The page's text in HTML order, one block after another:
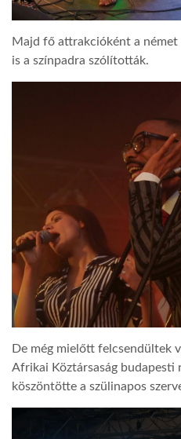
Majd fő attrakcióként a
is a színpadra szólították.
De még mielőtt felcsendültek
Afrikai Köztársaság budapesti
köszöntötte a szülinapos